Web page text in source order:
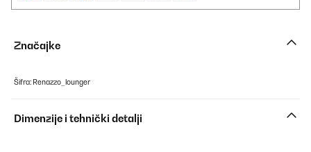
Značajke
Šifra: Renazzo_lounger
Dimenzije i tehnički detalji